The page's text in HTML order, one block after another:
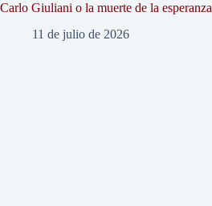
Carlo Giuliani o la muerte de la esperanza
11 de julio de 2026